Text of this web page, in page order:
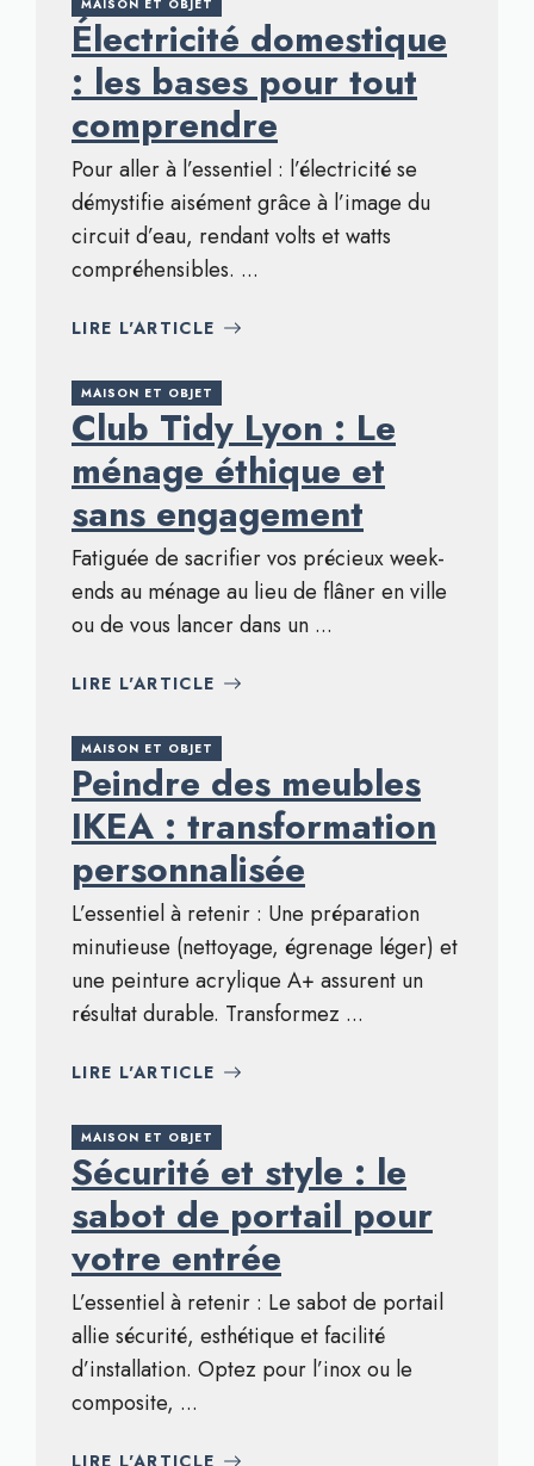
MAISON ET OBJET
Électricité domestique
: les bases pour tout
comprendre
Pour aller à l’essentiel : l’électricité se
démystifie aisément grâce à l’image du
circuit d’eau, rendant volts et watts
compréhensibles. ...
LIRE L'ARTICLE
MAISON ET OBJET
Club Tidy Lyon : Le
ménage éthique et
sans engagement
Fatiguée de sacrifier vos précieux week-
ends au ménage au lieu de flâner en ville
ou de vous lancer dans un ...
LIRE L'ARTICLE
MAISON ET OBJET
Peindre des meubles
IKEA : transformation
personnalisée
L’essentiel à retenir : Une préparation
minutieuse (nettoyage, égrenage léger) et
une peinture acrylique A+ assurent un
résultat durable. Transformez ...
LIRE L'ARTICLE
MAISON ET OBJET
Sécurité et style : le
sabot de portail pour
votre entrée
L’essentiel à retenir : Le sabot de portail
allie sécurité, esthétique et facilité
d’installation. Optez pour l’inox ou le
composite, ...
LIRE L'ARTICLE